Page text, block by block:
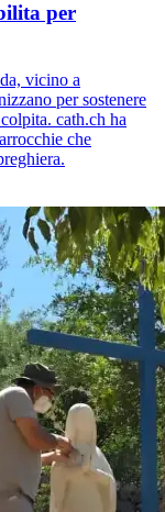
per
vicino a
per sostenere
cath.ch ha
che